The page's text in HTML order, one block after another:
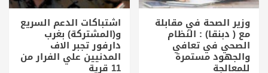
وزير الصحة في مقابلة
مع ( دبنقا) : النظام
الصحي في تعافي
والجهود مستمرة
للمعالجة
اشتباكات الدعم السريع
و(المشتركة) بغرب
دارفور تجبر الاف
المدنيين علي الفرار من
11 قرية